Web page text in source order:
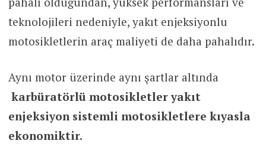
teknolojileri nedeniyle, yakıt enjeksiyonlu
motosikletlerin araç maliyeti de daha pahalıdır.
Aynı motor üzerinde aynı şartlar altında
karbüratörlü motosikletler yakıt
enjeksiyon sistemli motosikletlere kıyasla
ekonomiktir.